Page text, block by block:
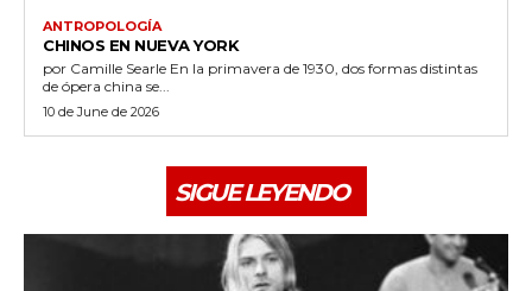
ANTROPOLOGÍA
CHINOS EN NUEVA YORK
por Camille Searle En la primavera de 1930, dos formas distintas
de ópera china se...
10 de June de 2026
SIGUE LEYENDO